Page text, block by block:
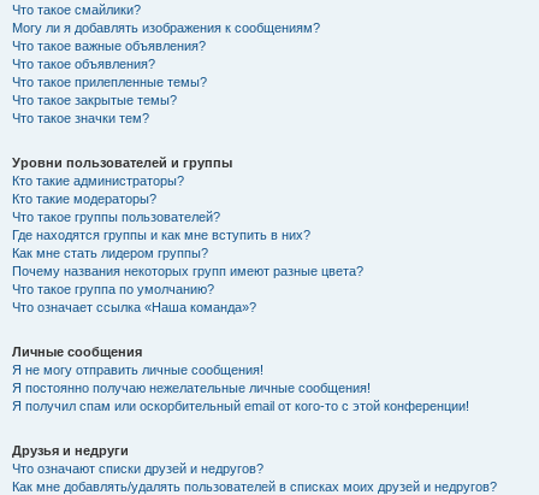
Что такое смайлики?
Могу ли я добавлять изображения к сообщениям?
Что такое важные объявления?
Что такое объявления?
Что такое прилепленные темы?
Что такое закрытые темы?
Что такое значки тем?
Уровни пользователей и группы
Кто такие администраторы?
Кто такие модераторы?
Что такое группы пользователей?
Где находятся группы и как мне вступить в них?
Как мне стать лидером группы?
Почему названия некоторых групп имеют разные цвета?
Что такое группа по умолчанию?
Что означает ссылка «Наша команда»?
Личные сообщения
Я не могу отправить личные сообщения!
Я постоянно получаю нежелательные личные сообщения!
Я получил спам или оскорбительный email от кого-то с этой конференции!
Друзья и недруги
Что означают списки друзей и недругов?
Как мне добавлять/удалять пользователей в списках моих друзей и недругов?